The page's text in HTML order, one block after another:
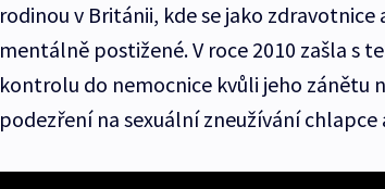
rodinou v Británii, kde se jako
mentálně postižené. V roce 2010 zašla s
kontrolu do nemocnice kvůli jeho zánětu
podezření na sexuální zneužívání